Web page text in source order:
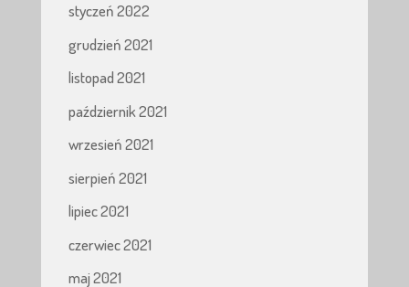
styczeń 2022
grudzień 2021
listopad 2021
październik 2021
wrzesień 2021
sierpień 2021
lipiec 2021
czerwiec 2021
maj 2021